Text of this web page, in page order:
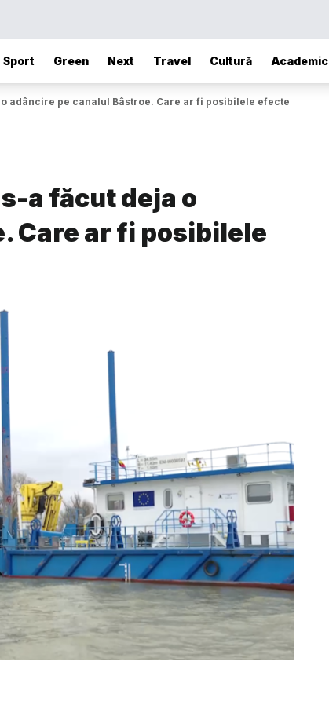
Sport Green Next Travel Cultură Academic
adâncire pe canalul Bâstroe. Care ar fi posibilele efecte
a făcut deja o
Care ar fi posibilele